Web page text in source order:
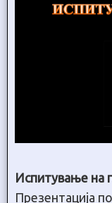
Испитување на
Презентација